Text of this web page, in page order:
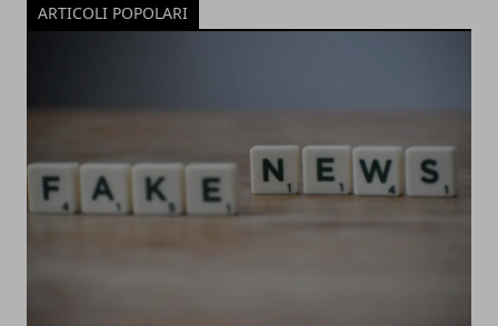
ARTICOLI POPOLARI